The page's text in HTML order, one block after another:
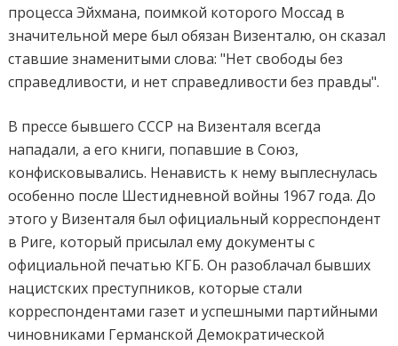
процесса Эйхмана, поимкой которого Моссад в
значительной мере был обязан Визенталю, он сказал
ставшие знаменитыми слова: "Нет свободы без
справедливости, и нет справедливости без правды".
В прессе бывшего СССР на Визенталя всегда
нападали, а его книги, попавшие в Союз,
конфисковывались. Ненависть к нему выплеснулась
особенно после Шестидневной войны 1967 года. До
этого у Визенталя был официальный корреспондент
в Риге, который присылал ему документы с
официальной печатью КГБ. Он разоблачал бывших
нацистских преступников, которые стали
корреспондентами газет и успешными партийными
чиновниками Германской Демократической